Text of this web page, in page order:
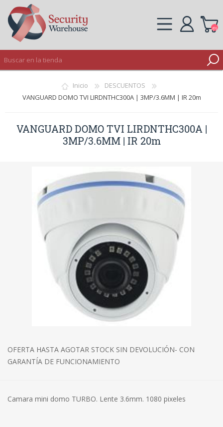
INICIAR SESIÓN
(0)
Inicio
DESCUENTOS
VANGUARD DOMO TVI LIRDNTHC300A | 3MP/3.6MM | IR 20m
VANGUARD DOMO TVI LIRDNTHC300A |
3MP/3.6MM | IR 20m
OFERTA HASTA AGOTAR STOCK SIN DEVOLUCIÓN- CON
GARANTÍA DE FUNCIONAMIENTO
Camara mini domo TURBO. Lente 3.6mm. 1080 pixeles